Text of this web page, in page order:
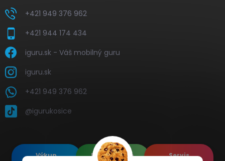
+421 949 376 962
+421 944 174 434
iguru.sk - Váš mobilný guru
iguru.sk
+421 949 376 962
@igurukosice
Výkup
Renovované
Servis